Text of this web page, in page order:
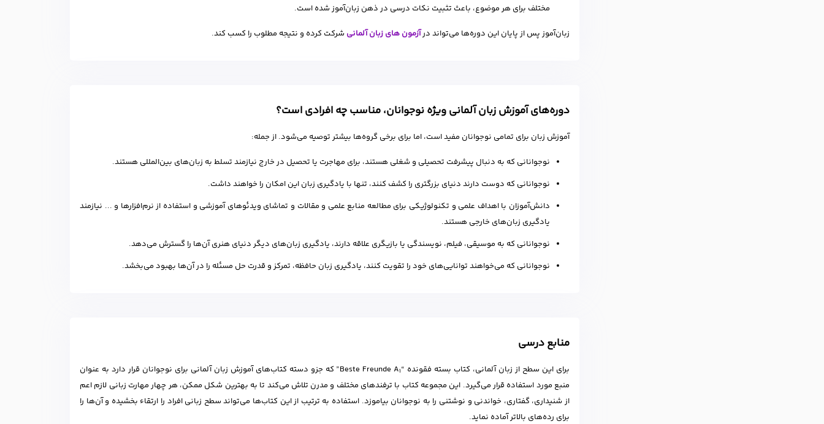
مختلف برای هر موضوع، باعث تثبیت نکات درسی در ذهن زبان‌آموز ‌شده است.
زبان‌آموز پس از پایان این دوره‌ها می‌تواند درآزمون‌ های زبان آلمانی شرکت کرده و نتیجه مطلوب را کسب کند.
دوره‌های آموزش زبان آلمانی ویژه نوجوانان، مناسب چه افرادی است؟
آموزش زبان برای تمامی نوجوانان مفید است، اما برای برخی گروه‌ها بیشتر توصیه می‌شود. از جمله:
نوجوانانی که به دنبال پیشرفت تحصیلی و شغلی هستند، برای مهاجرت یا تحصیل در خارج نیازمند تسلط به زبان‌های بین‌المللی هستند.
نوجوانانی که دوست دارند دنیای بزرگتری را کشف کنند، تنها با یادگیری زبان این امکان را خواهند داشت.
دانش‌آموزان با اهداف علمی و تکنولوژیکی برای مطالعه منابع علمی و مقالات و تماشای ویدئوهای آموزشی و استفاده از نرم‌افزارها و ... نیازمند
یادگیری زبان‌های خارجی هستند.
نوجوانانی که به موسیقی، فیلم، نویسندگی یا بازیگری علاقه دارند، یادگیری زبان‌های دیگر دنیای هنری آن‌ها را گسترش می‌دهد.
نوجوانانی که می‌خواهند توانایی‌های خود را تقویت کنند، یادگیری زبان حافظه، تمرکز و قدرت حل مسئله را در آن‌ها بهبود می‌بخشد.
منابع درسی
برای این سطح از زبان آلمانی، کتاب بسته فقونده “Beste Freunde A1
” که جزو دسته کتاب‌های آموزش زبان آلمانی برای نوجوانان قرار دارد به عنوان
منبع مورد استفاده قرار می‌گیرد. این مجموعه کتاب با ترفندهای مختلف و مدرن تلاش می‌کند تا به بهترین شکل ممکن، هر چهار مهارت زبانی لازم اعم
از شنیداری، گفتاری، خواندنی و نوشتنی را به نوجوانان بیاموزد. استفاده به ترتیب از این کتاب‌ها می‌تواند سطح زبانی افراد را ارتقاء بخشیده و آن‌ها را
برای رده‌های بالاتر آماده نماید.